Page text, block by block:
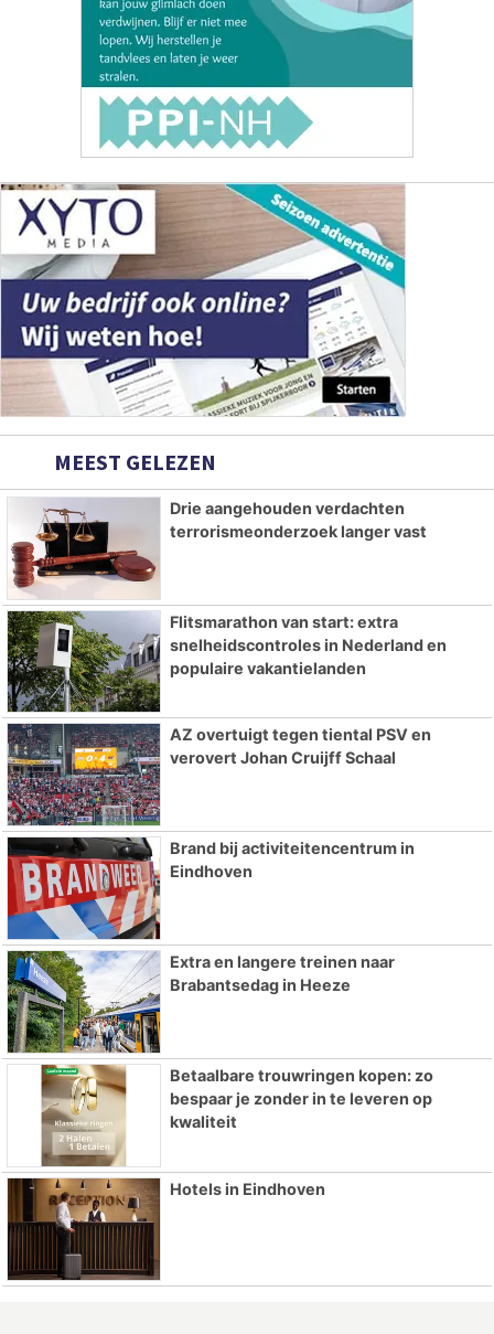
MEEST GELEZEN
Drie aangehouden verdachten
terrorismeonderzoek langer vast
Flitsmarathon van start: extra
snelheidscontroles in Nederland en
populaire vakantielanden
AZ overtuigt tegen tiental PSV en
verovert Johan Cruijff Schaal
Brand bij activiteitencentrum in
Eindhoven
Extra en langere treinen naar
Brabantsedag in Heeze
Betaalbare trouwringen kopen: zo
bespaar je zonder in te leveren op
kwaliteit
Hotels in Eindhoven